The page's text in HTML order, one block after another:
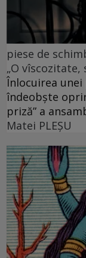
piese de
„O vîscozitate,
Înlocuirea
îndeobște
priză” a
Matei PLEŞU